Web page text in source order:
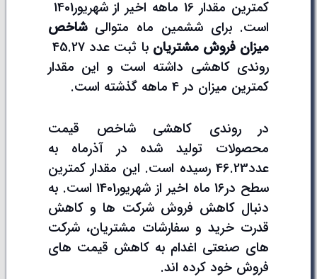
است. برای ششمین ماه متوالیشاخص
میزان فروش مشتریان
با ثبت عدد 45.27
روندی کاهشی داشته است و این مقدار
کمترین میزان در 4 ماهه گذشته است.
در روندی کاهشی شاخص قیمت
محصولات تولید شده در آذرماه به
عدد46.23 رسیده است. این مقدار کمترین
سطح در16 ماه اخیر از شهریور1401 است. به
دنبال کاهش فروش شرکت ها و کاهش
قدرت خرید و سفارشات مشتریان، شرکت
های صنعتی اغدام به کاهش قیمت های
فروش خود کرده اند.